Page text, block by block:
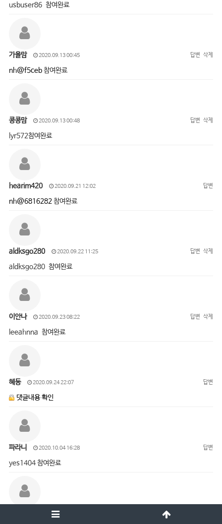
usbuser86 참여완료
가을맘 2020.09.13 00:45 답변 삭제
nh@f5ceb참여완료
콩콩맘 2020.09.13 00:48 답변 삭제
lyr572참여완료
hearim420 2020.09.21 12:02 답변
nh@6816282참여완료
aldksgo280 2020.09.22 11:25 답변 삭제
aldksgo280 참여완료
이안나 2020.09.23 08:22 답변 삭제
leeahnna 참여완료
혜동 2020.09.24 22:07 답변
댓글내용 확인
파라니 2020.10.04 16:28 답변
yes1404 참여완료
2020.10.05 15:01